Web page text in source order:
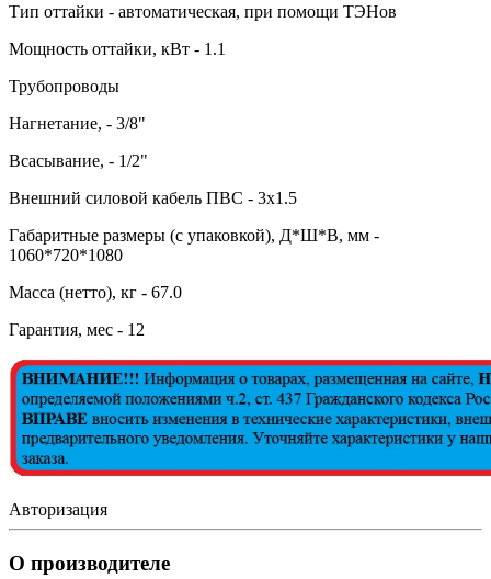
Тип оттайки - автоматическая, при помощи ТЭНов
Мощность оттайки, кВт - 1.1
Трубопроводы
Нагнетание, - 3/8"
Всасывание, - 1/2"
Внешний силовой кабель ПВС - 3х1.5
Габаритные размеры (с упаковкой), Д*Ш*В, мм -
1060*720*1080
Масса (нетто), кг - 67.0
Гарантия, мес - 12
Авторизация
О производителе